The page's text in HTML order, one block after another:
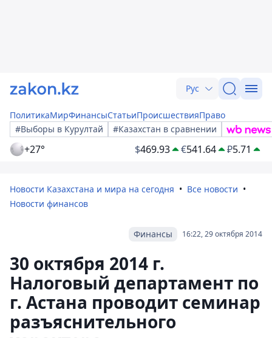
Рус
ПолитикаМирФинансыСтатьиПроисшествияПраво
#Выборы в Курултай
#Казахстан в сравнении
+27° $469.93 €541.64 ₽5.71
Новости Казахстана и мира на сегодня
Все новости
Новости финансов
16:22, 29 октября 2014
Финансы
30 октября 2014 г.
Налоговый департамент по
г. Астана проводит семинар
разъяснительного